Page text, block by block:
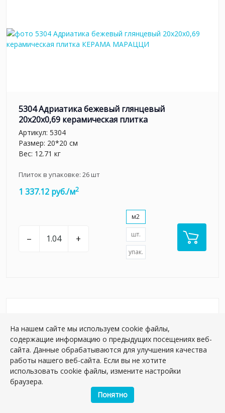
5304 Адриатика бежевый глянцевый
20x20x0,69 керамическая плитка
Артикул: 5304
Размер: 20*20 см
Вес: 12.71 кг
Плиток в упаковке: 26шт
1 337.12 руб./м2
– +
м2
шт.
упак.
На нашем сайте мы используем cookie файлы,
содержащие информацию о предыдущих посещениях веб-
сайта. Данные обрабатываются для улучшения качества
работы нашего веб-сайта. Если вы не хотите
использовать cookie файлы, измените настройки
браузера.
Понятно